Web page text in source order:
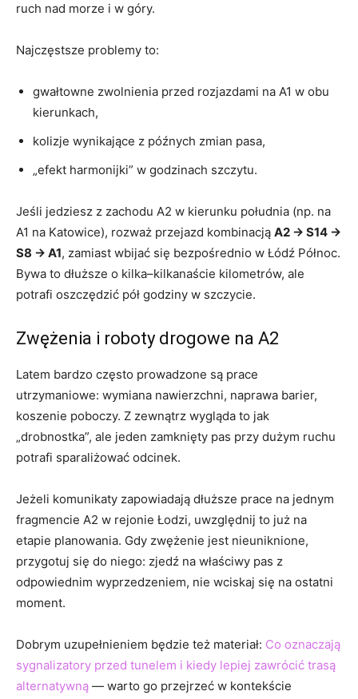
ruch nad morze i w góry.
Najczęstsze problemy to:
gwałtowne zwolnienia przed rozjazdami na A1 w obu
kierunkach,
kolizje wynikające z późnych zmian pasa,
„efekt harmonijki” w godzinach szczytu.
Jeśli jedziesz z zachodu A2 w kierunku południa (np. na
A1 na Katowice), rozważ przejazd kombinacją A2 → S14 →
S8 → A1, zamiast wbijać się bezpośrednio w Łódź Północ.
Bywa to dłuższe o kilka–kilkanaście kilometrów, ale
potrafi oszczędzić pół godziny w szczycie.
Zwężenia i roboty drogowe na A2
Latem bardzo często prowadzone są prace
utrzymaniowe: wymiana nawierzchni, naprawa barier,
koszenie poboczy. Z zewnątrz wygląda to jak
„drobnostka”, ale jeden zamknięty pas przy dużym ruchu
potrafi sparaliżować odcinek.
Jeżeli komunikaty zapowiadają dłuższe prace na jednym
fragmencie A2 w rejonie Łodzi, uwzględnij to już na
etapie planowania. Gdy zwężenie jest nieuniknione,
przygotuj się do niego: zjedź na właściwy pas z
odpowiednim wyprzedzeniem, nie wciskaj się na ostatni
moment.
Dobrym uzupełnieniem będzie też materiał: Co oznaczają
sygnalizatory przed tunelem i kiedy lepiej zawrócić trasą
alternatywną — warto go przejrzeć w kontekście